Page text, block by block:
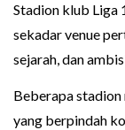
Stadion klub Liga
sekadar venue
sejarah, dan
Beberapa stadion
yang berpindah